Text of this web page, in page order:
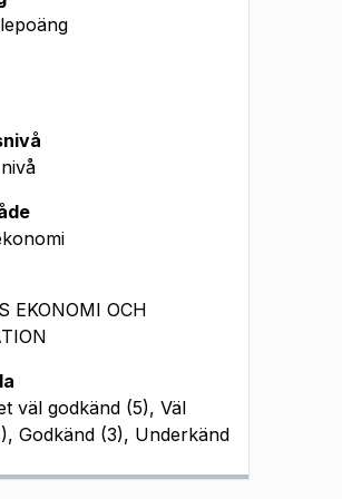
EKONOMI OCH
väl godkänd (5), Väl
Godkänd (3), Underkänd